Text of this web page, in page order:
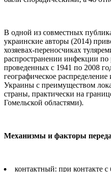
В одной из совместных
украинские авторы (2014)
хозяевах-переносчиках
распространении инфекции по
проведенных с 1941 по 2008
географическое
Украины с преимуществом
страны, практически на
Гомельской областями).
Механизмы и факторы
контактный: при контакте